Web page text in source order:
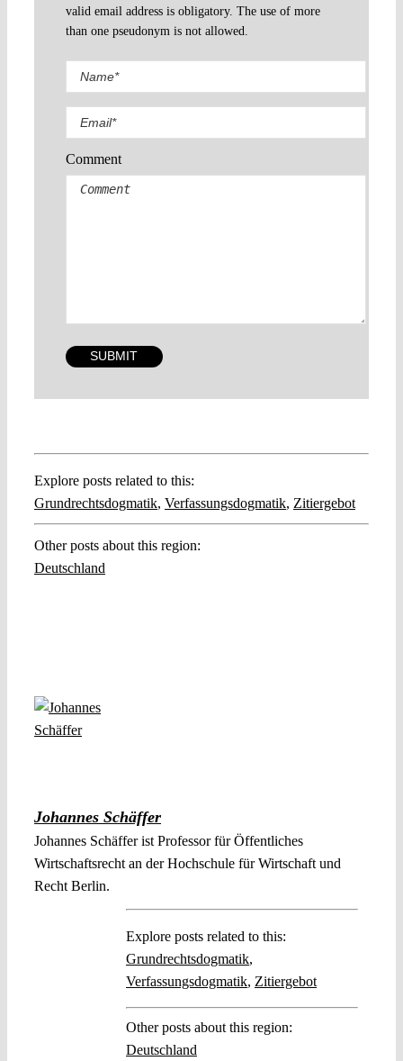
valid email address is obligatory. The use of more
than one pseudonym is not allowed.
Comment
Explore posts related to this:
Grundrechtsdogmatik, Verfassungsdogmatik, Zitiergebot
Other posts about this region:
Deutschland
Johannes Schäffer
Johannes Schäffer ist Professor für Öffentliches
Wirtschaftsrecht an der Hochschule für Wirtschaft und
Recht Berlin.
Explore posts related to this:
Grundrechtsdogmatik,
Verfassungsdogmatik, Zitiergebot
Other posts about this region:
Deutschland